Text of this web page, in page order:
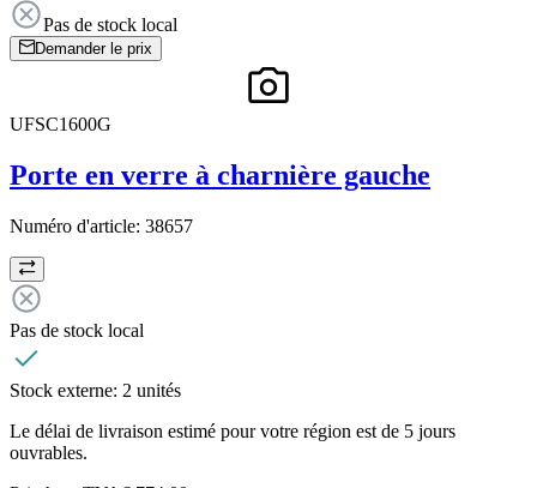
Pas de stock local
Demander le prix
UFSC1600G
Porte en verre à charnière gauche
Numéro d'article: 38657
Pas de stock local
Stock externe: 2 unités
Le délai de livraison estimé pour votre région est de 5 jours
ouvrables.